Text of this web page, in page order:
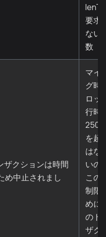
要求
ない
数
ザクションは時間
め中止されまし
マイ
グ時
ロッ
行時
を超
はな
いの
この
制限
めに
のト
ザク